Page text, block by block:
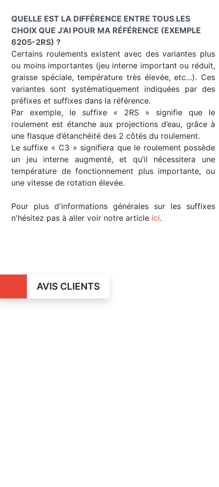
QUELLE EST LA DIFFÉRENCE ENTRE TOUS LES
CHOIX QUE J’AI POUR MA RÉFÉRENCE (EXEMPLE
6205-2RS) ?
Certains roulements existent avec des variantes plus
ou moins importantes (jeu interne important ou réduit,
graisse spéciale, température très élevée, etc…). Ces
variantes sont systématiquement indiquées par des
préfixes et suffixes dans la référence.
Par exemple, le suffixe « 2RS » signifie que le
roulement est étanche aux projections d’eau, grâce à
une flasque d’étanchéité des 2 côtés du roulement.
Le suffixe « C3 » signifiera que le roulement possède
un jeu interne augmenté, et qu’il nécessitera une
température de fonctionnement plus importante, ou
une vitesse de rotation élevée.
Pour plus d'informations générales sur les suffixes
n'hésitez pas à aller voir notre article ici.
AVIS CLIENTS